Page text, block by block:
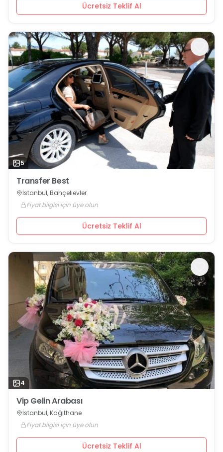
Ücretsiz Teklif Al
5
Transfer Best
İstanbul, Bahçelievler
Fiyat bilgisi için üye olun
Ücretsiz Teklif Al
4
Vip Gelin Arabası
İstanbul, Kağıthane
Fiyat bilgisi için üye olun
Ücretsiz Teklif Al